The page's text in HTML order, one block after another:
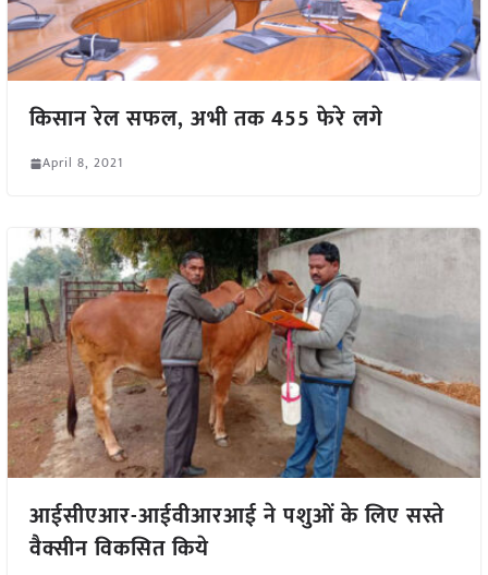
किसान रेल सफल, अभी तक 455 फेरे लगे
April 8, 2021
आईसीएआर-आईवीआरआई ने पशुओं के लिए सस्ते
वैक्सीन विकसित किये